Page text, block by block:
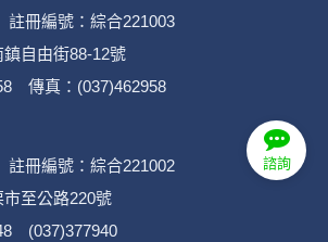
諮詢
冊編號：綜合221003
自由街88-12號
傳真：(037)462958
冊編號：綜合221002
至公路220號
(037)377940